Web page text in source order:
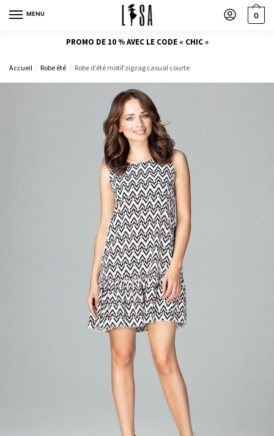
MENU 0
PROMO DE 10 % AVEC LE CODE « CHIC »
Accueil / Robe été / Robe d’été motif zigzag casual courte